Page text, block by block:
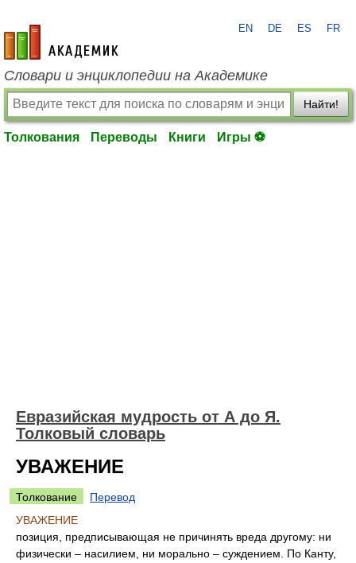
academic.ru
EN DE ES FR
Словари и энциклопедии на Академике
Найти!
Толкования Переводы Книги Игры ⚽
Евразийская мудрость от А до Я.
Толковый словарь
УВАЖЕНИЕ
Толкование
Перевод
УВАЖЕНИЕ
позиция, предписывающая не причинять вреда другому: ни
физически – насилием, ни морально – суждением. По Канту,